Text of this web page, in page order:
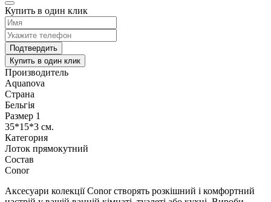
Купить в один клик
Подтвердить
Купить в один клик
Производитель
Aquanova
Страна
Бельгія
Размер 1
35*15*3 см.
Категория
Лоток прямокутний
Состав
Conor
Аксесуари колекції Conor створять розкішний і комфортний